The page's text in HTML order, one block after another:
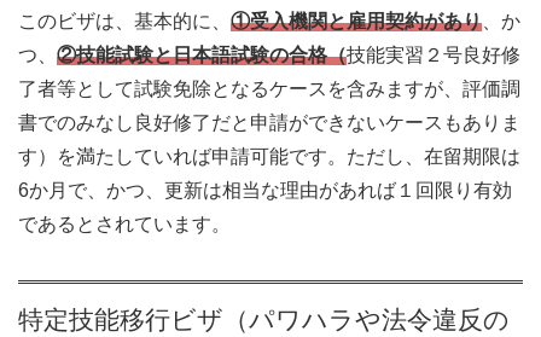
このビザは、基本的に、 ①受入機関と雇用契約があり 、か
つ、 ②技能試験と日本語試験の合格（技能実習２号良好修
了者等として試験免除となるケースを含みますが、評価調
書でのみなし良好修了だと申請ができないケースもありま
す）を満たしていれば申請可能です。ただし、在留期限は
6か月で、かつ、更新は相当な理由があれば１回限り有効
であるとされています。
特定技能移行ビザ（パワハラや法令違反の